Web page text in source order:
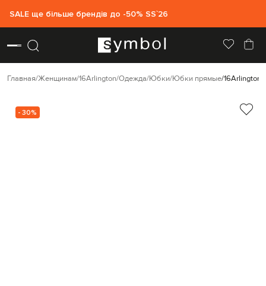
SALE ще більше брендів до -50% SS`26
Главная Женщинам 16Arlington Одежда Юбки Юбки прямые 16Arlington
- 30%